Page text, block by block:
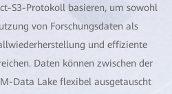
S3-Protokoll basieren, um sowohl
von Forschungsdaten als
und effiziente
Daten können zwischen der
Data Lake flexibel ausgetauscht